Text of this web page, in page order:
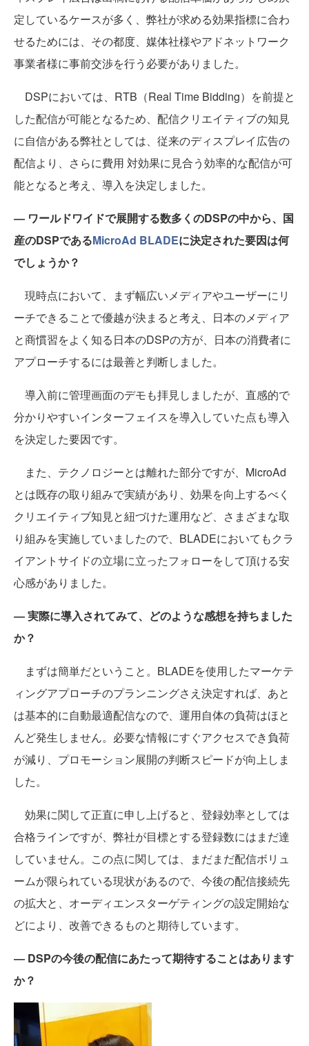
定しているケースが多く、弊社が求める効果指標に合わ
せるためには、その都度、媒体社様やアドネットワーク
事業者様に事前交渉を行う必要がありました。
DSPにおいては、RTB（Real Time Bidding）を前提と
した配信が可能となるため、配信クリエイティブの知見
に自信がある弊社としては、従来のディスプレイ広告の
配信より、さらに費用 対効果に見合う効率的な配信が可
能となると考え、導入を決定しました。
― ワールドワイドで展開する数多くのDSPの中から、国
産のDSPであるMicroAd BLADEに決定された要因は何
でしょうか？
現時点において、まず幅広いメディアやユーザーにリ
ーチできることで優越が決まると考え、日本のメディア
と商慣習をよく知る日本のDSPの方が、日本の消費者に
アプローチするには最善と判断しました。
導入前に管理画面のデモも拝見しましたが、直感的で
分かりやすいインターフェイスを導入していた点も導入
を決定した要因です。
また、テクノロジーとは離れた部分ですが、MicroAd
とは既存の取り組みで実績があり、効果を向上するべく
クリエイティブ知見と紐づけた運用など、さまざまな取
り組みを実施していましたので、BLADEにおいてもクラ
イアントサイドの立場に立ったフォローをして頂ける安
心感がありました。
― 実際に導入されてみて、どのような感想を持ちました
か？
まずは簡単だということ。BLADEを使用したマーケテ
ィングアプローチのプランニングさえ決定すれば、あと
は基本的に自動最適配信なので、運用自体の負荷はほと
んど発生しません。必要な情報にすぐアクセスでき負荷
が減り、プロモーション展開の判断スピードが向上しま
した。
効果に関して正直に申し上げると、登録効率としては
合格ラインですが、弊社が目標とする登録数にはまだ達
していません。この点に関しては、まだまだ配信ボリュ
ームが限られている現状があるので、今後の配信接続先
の拡大と、オーディエンスターゲティングの設定開始な
どにより、改善できるものと期待しています。
― DSPの今後の配信にあたって期待することはあります
か？